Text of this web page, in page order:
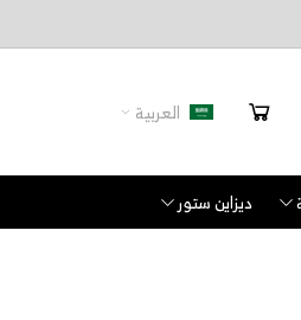
العربية
ديزاين ستور